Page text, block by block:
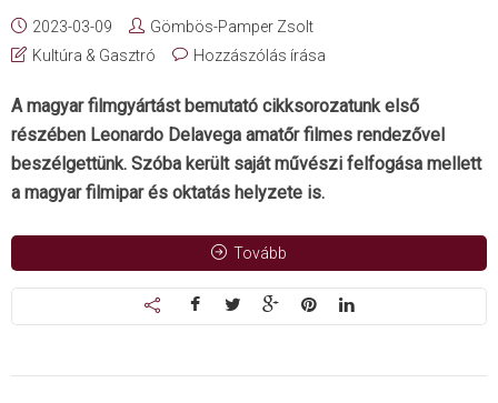
2023-03-09
Gömbös-Pamper Zsolt
Kultúra & Gasztró
Hozzászólás írása
A magyar filmgyártást bemutató cikksorozatunk első
részében Leonardo Delavega amatőr filmes rendezővel
beszélgettünk. Szóba került saját művészi felfogása mellett
a magyar filmipar és oktatás helyzete is.
Tovább